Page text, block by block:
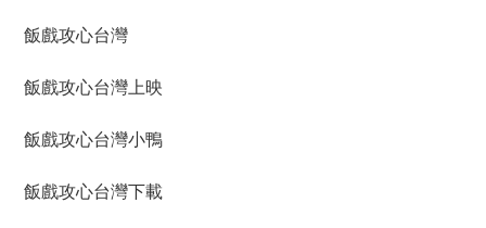
飯戲攻心台灣
飯戲攻心台灣上映
飯戲攻心台灣小鴨
飯戲攻心台灣下載